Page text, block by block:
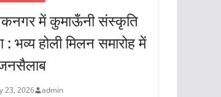
में कुमाऊँनी संस्कृति
: भव्य होली मिलन समारोह में
23, 2026 admin